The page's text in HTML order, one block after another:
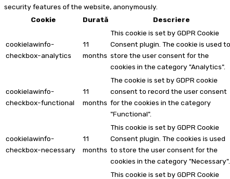
security features of the website, anonymously.
Cookie
Durată Descriere
cookielawinfo-
checkbox-analytics
11
months
This cookie is set by GDPR Cookie
Consent plugin. The cookie is used to
store the user consent for the
cookies in the category "Analytics".
cookielawinfo-
checkbox-functional
11
months
The cookie is set by GDPR cookie
consent to record the user consent
for the cookies in the category
"Functional".
cookielawinfo-
checkbox-necessary
11
months
This cookie is set by GDPR Cookie
Consent plugin. The cookies is used
to store the user consent for the
cookies in the category "Necessary".
This cookie is set by GDPR Cookie